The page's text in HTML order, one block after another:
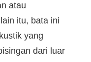
atau
itu, bata ini
yang
dari luar